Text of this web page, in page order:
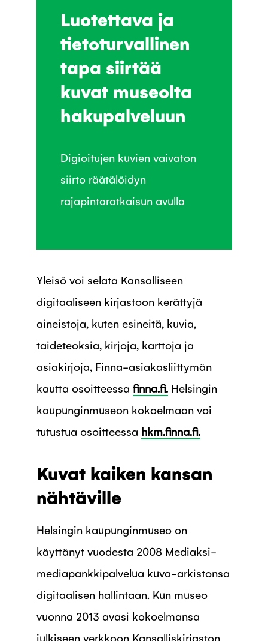
Luotettava ja
tietoturvallinen
tapa siirtää
kuvat museolta
hakupalveluun
Digioitujen kuvien vaivaton
siirto räätälöidyn
rajapintaratkaisun avulla
Yleisö voi selata Kansalliseen
digitaaliseen kirjastoon kerättyjä
aineistoja, kuten esineitä, kuvia,
taideteoksia, kirjoja, karttoja ja
asiakirjoja, Finna-asiakasliittymän
kautta osoitteessa finna.fi.Helsingin
kaupunginmuseon kokoelmaan voi
tutustua osoitteessa hkm.finna.fi.
Kuvat kaiken kansan
nähtäville
Helsingin kaupunginmuseo on
käyttänyt vuodesta 2008 Mediaksi-
mediapankkipalvelua kuva-arkistonsa
digitaalisen hallintaan. Kun museo
vuonna 2013 avasi kokoelmansa
julkiseen verkkoon Kansalliskirjaston